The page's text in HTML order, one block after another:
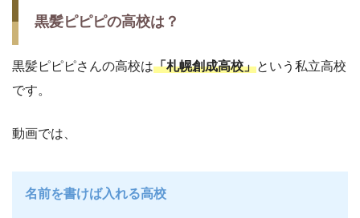
黒髪ピピピの高校は？
黒髪ピピピさんの高校は「札幌創成高校」という私立高校
です。
動画では、
名前を書けば入れる高校